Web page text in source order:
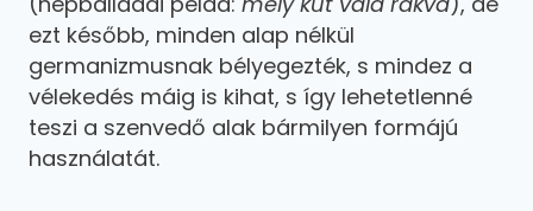
ezt később, minden alap nélkül
germanizmusnak bélyegezték, s mindez a
vélekedés máig is kihat, s így lehetetlenné
teszi a szenvedő alak bármilyen formájú
használatát.